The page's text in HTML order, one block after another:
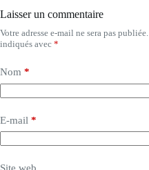
Laisser un commentaire
Votre adresse e-mail ne sera pas publiée.
indiqués avec *
Nom *
E-mail *